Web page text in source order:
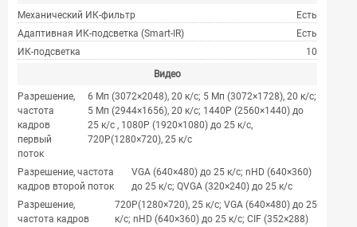
Механический ИК-фильтр
Есть
Адаптивная ИК-подсветка (Smart-IR)
Есть
ИК-подсветка
10
Видео
Разрешение,
частота
кадров
первый
поток
6 Мп (3072×2048), 20 к/с; 5 Мп (3072×1728), 20 к/с;
5 Мп (2944×1656), 20 к/с; 1440P (2560×1440) до
25 к/с , 1080P (1920×1080) до 25 к/с,
720P(1280×720), 25 к/с
Разрешение, частота
кадров второй поток
VGA (640×480) до 25 к/с; nHD (640×360)
до 25 к/с; QVGA (320×240) до 25 к/с
Разрешение,
частота кадров
720P(1280×720), 25 к/с; VGA (640×480) до 25
к/с; nHD (640×360) до 25 к/с; CIF (352×288)